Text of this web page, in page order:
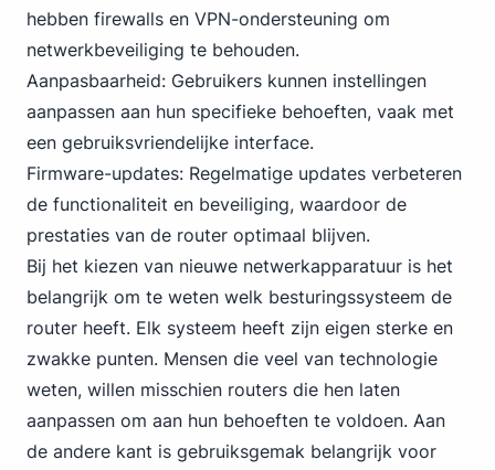
hebben firewalls en VPN-ondersteuning om
netwerkbeveiliging te behouden.
Aanpasbaarheid: Gebruikers kunnen instellingen
aanpassen aan hun specifieke behoeften, vaak met
een gebruiksvriendelijke interface.
Firmware-updates: Regelmatige updates verbeteren
de functionaliteit en beveiliging, waardoor de
prestaties van de router optimaal blijven.
Bij het kiezen van nieuwe netwerkapparatuur is het
belangrijk om te weten welk besturingssysteem de
router heeft. Elk systeem heeft zijn eigen sterke en
zwakke punten. Mensen die veel van technologie
weten, willen misschien routers die hen laten
aanpassen om aan hun behoeften te voldoen. Aan
de andere kant is gebruiksgemak belangrijk voor